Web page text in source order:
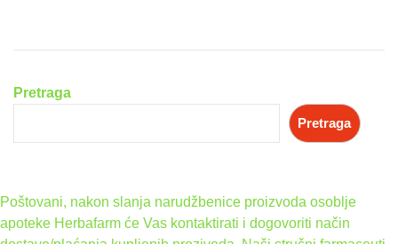
Pretraga
Pretraga
Poštovani, nakon slanja narudžbenice proizvoda osoblje
apoteke Herbafarm će Vas kontaktirati i dogovoriti način